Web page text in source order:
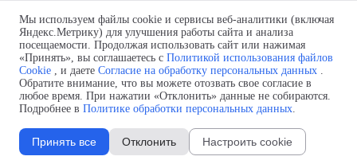
380В, 2.2 кВт
ПЧ
ISD302M43E
380В, 3 кВт
ПЧ
ISD402M43E
380В, 4 кВт
ISD552M43E
380В, 5.5 кВт
Мы используем файлы cookie и сервисы веб-аналитики (включая
Яндекс.Метрику) для улучшения работы сайта и анализа
посещаемости. Продолжая использовать сайт или нажимая
«Принять», вы соглашаетесь с Политикой использования файлов
Cookie , и даете Согласие на обработку персональных данных .
Обратите внимание, что вы можете отозвать свое согласие в
любое время. При нажатии «Отклонить» данные не собираются.
Подробнее в Политике обработки персональных данных.
Принять все Отклонить Настроить cookie